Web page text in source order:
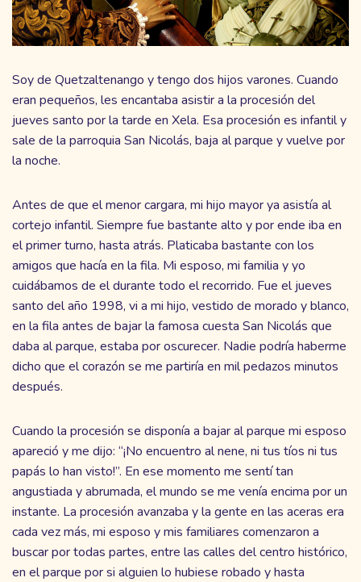
Soy de Quetzaltenango y tengo dos hijos varones. Cuando
eran pequeños, les encantaba asistir a la procesión del
jueves santo por la tarde en Xela. Esa procesión es infantil y
sale de la parroquia San Nicolás, baja al parque y vuelve por
la noche.
Antes de que el menor cargara, mi hijo mayor ya asistía al
cortejo infantil. Siempre fue bastante alto y por ende iba en
el primer turno, hasta atrás. Platicaba bastante con los
amigos que hacía en la fila. Mi esposo, mi familia y yo
cuidábamos de el durante todo el recorrido. Fue el jueves
santo del año 1998, vi a mi hijo, vestido de morado y blanco,
en la fila antes de bajar la famosa cuesta San Nicolás que
daba al parque, estaba por oscurecer. Nadie podría haberme
dicho que el corazón se me partiría en mil pedazos minutos
después.
Cuando la procesión se disponía a bajar al parque mi esposo
apareció y me dijo: “¡No encuentro al nene, ni tus tíos ni tus
papás lo han visto!”. En ese momento me sentí tan
angustiada y abrumada, el mundo se me venía encima por un
instante. La procesión avanzaba y la gente en las aceras era
cada vez más, mi esposo y mis familiares comenzaron a
buscar por todas partes, entre las calles del centro histórico,
en el parque por si alguien lo hubiese robado y hasta